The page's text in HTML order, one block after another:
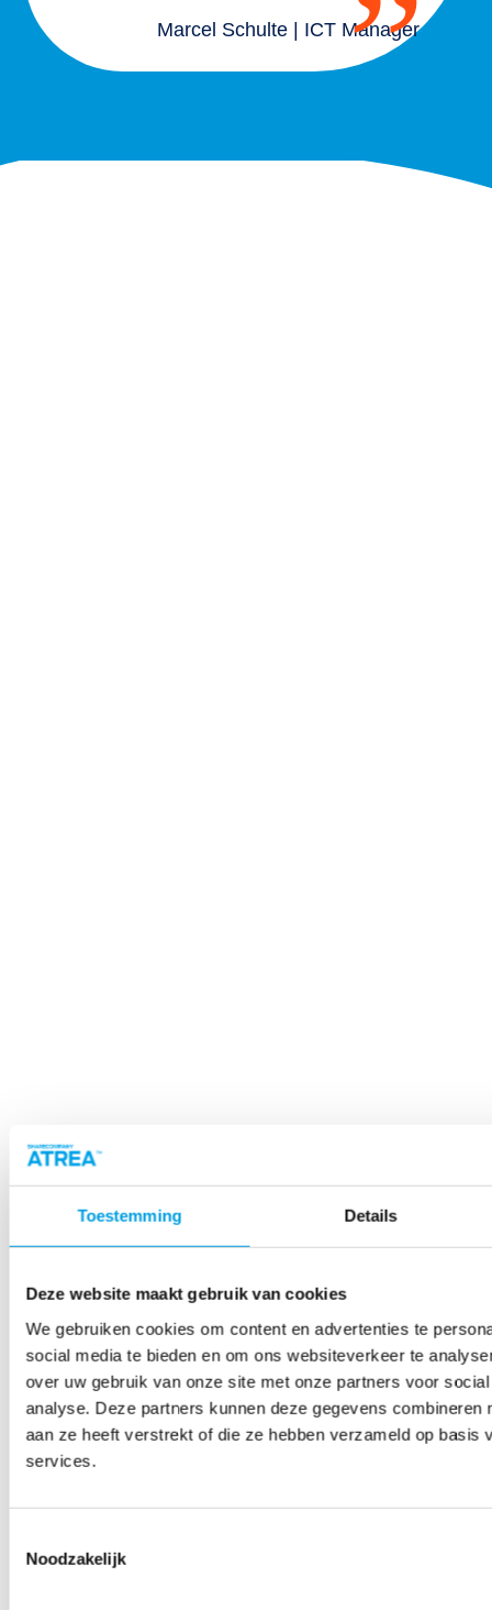
Toestemming Details
Deze website maakt gebruik van cookies
We gebruiken cookies om content en advertenties te
social media te bieden en om ons websiteverkeer te
over uw gebruik van onze site met onze partners voor
analyse. Deze partners kunnen deze gegevens combineren
aan ze heeft verstrekt of die ze hebben verzameld op basis
services.
Noodzakelijk
Marcel Schulte | ICT Manager